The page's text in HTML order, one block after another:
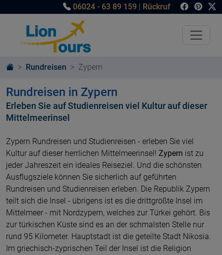
06024 - 63 89 159 | Rückruf
Rundreisen Zypern
Rundreisen in Zypern
Erleben Sie auf Studienreisen viel Kultur auf dieser
Mittelmeerinsel
Zypern Rundreisen und Studienreisen - erleben Sie viel
Kultur auf dieser herrlichen Mittelmeerinsel! Zypern ist zu
jeder Jahreszeit ein ideales Reiseziel. Und die schönsten
Ausflugsziele können Sie sicherlich auf geführten
Rundreisen und Studienreisen erleben. Die Republik Zypern
teilt sich die Insel - übrigens ist es die drittgrößte Insel im
Mittelmeer - mit Nordzypern, welches zur Türkei gehört. Bis
zur türkischen Küste sind es an der schmalsten Stelle nur
rund 95 Kilometer. Hauptstadt ist die geteilte Stadt Nikosia.
Im griechisch-zyprischen Teil der Insel ist die Religion